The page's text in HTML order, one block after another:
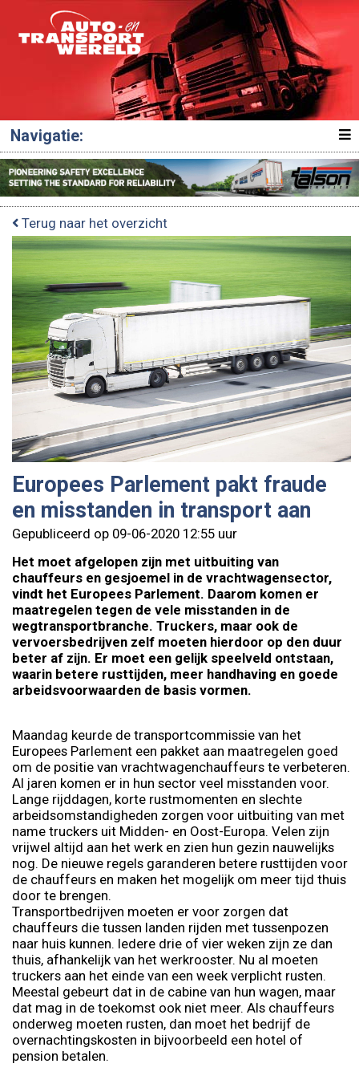
Navigatie:
Terug naar het overzicht
Europees Parlement pakt fraude
en misstanden in transport aan
Gepubliceerd op 09-06-2020 12:55 uur
Het moet afgelopen zijn met uitbuiting van
chauffeurs en gesjoemel in de vrachtwagensector,
vindt het Europees Parlement. Daarom komen er
maatregelen tegen de vele misstanden in de
wegtransportbranche. Truckers, maar ook de
vervoersbedrijven zelf moeten hierdoor op den duur
beter af zijn. Er moet een gelijk speelveld ontstaan,
waarin betere rusttijden, meer handhaving en goede
arbeidsvoorwaarden de basis vormen.
Maandag keurde de transportcommissie van het
Europees Parlement een pakket aan maatregelen goed
om de positie van vrachtwagenchauffeurs te verbeteren.
Al jaren komen er in hun sector veel misstanden voor.
Lange rijddagen, korte rustmomenten en slechte
arbeidsomstandigheden zorgen voor uitbuiting van met
name truckers uit Midden- en Oost-Europa. Velen zijn
vrijwel altijd aan het werk en zien hun gezin nauwelijks
nog. De nieuwe regels garanderen betere rusttijden voor
de chauffeurs en maken het mogelijk om meer tijd thuis
door te brengen.
Transportbedrijven moeten er voor zorgen dat
chauffeurs die tussen landen rijden met tussenpozen
naar huis kunnen. Iedere drie of vier weken zijn ze dan
thuis, afhankelijk van het werkrooster. Nu al moeten
truckers aan het einde van een week verplicht rusten.
Meestal gebeurt dat in de cabine van hun wagen, maar
dat mag in de toekomst ook niet meer. Als chauffeurs
onderweg moeten rusten, dan moet het bedrijf de
overnachtingskosten in bijvoorbeeld een hotel of
pension betalen.